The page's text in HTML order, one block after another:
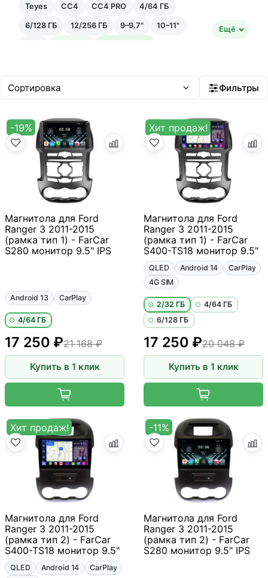
Teyes CC4 CC4 PRO 4/64 ГБ
6/128 ГБ 12/256 ГБ 9–9.7" 10–11" Ещё
Фильтры
-19%
Магнитола для Ford
Ranger 3 2011-2015
(рамка тип 1) - FarCar
S280 монитор 9.5" IPS
Android 13 CarPlay
4/64 ГБ
21 168 ₽
17 250 ₽
Купить в 1 клик
Хит продаж!
Магнитола для Ford
Ranger 3 2011-2015
(рамка тип 1) - FarCar
S400-TS18 монитор 9.5"
QLED Android 14
CarPlay
4G SIM
2/32 ГБ
4/64 ГБ
6/128 ГБ
17 250 ₽20 048 ₽
Купить в 1 клик
Хит продаж!
Магнитола для Ford
Ranger 3 2011-2015
(рамка тип 2) - FarCar
S400-TS18 монитор 9.5"
QLED Android 14
CarPlay
-11%
Магнитола для Ford
Ranger 3 2011-2015
(рамка тип 2) - FarCar
S280 монитор 9.5" IPS